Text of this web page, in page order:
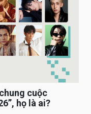
cuộc
họ là ai?